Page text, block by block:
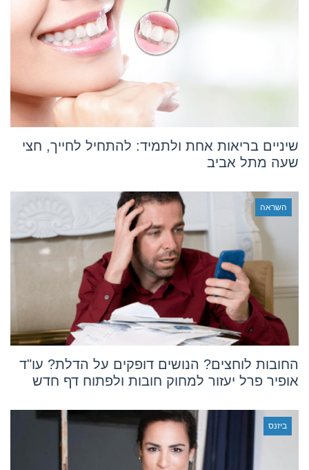
שיניים בריאות אחת ולתמיד: להתחיל לחייך, חצי
שעה מתל אביב
השראה
החובות לוחצים? הנושים דופקים על הדלת? עו"ד
אופיר פרל יעזור למחוק חובות ולפתוח דף חדש
ביזנס